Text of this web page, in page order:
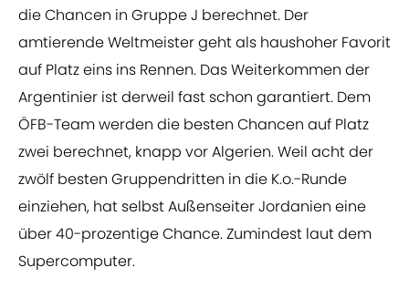
die Chancen in Gruppe J berechnet. Der
amtierende Weltmeister geht als haushoher Favorit
auf Platz eins ins Rennen. Das Weiterkommen der
Argentinier ist derweil fast schon garantiert. Dem
ÖFB-Team werden die besten Chancen auf Platz
zwei berechnet, knapp vor Algerien. Weil acht der
zwölf besten Gruppendritten in die K.o.-Runde
einziehen, hat selbst Außenseiter Jordanien eine
über 40-prozentige Chance. Zumindest laut dem
Supercomputer.